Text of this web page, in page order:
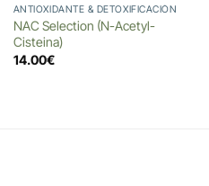
ANTIOXIDANTE & DETOXIFICACIÓN
NAC Selection (N-Acetyl-
Cisteina)
14.00€